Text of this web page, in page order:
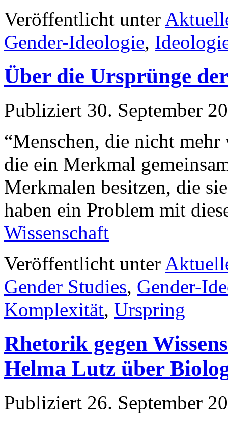
Veröffentlicht unter
Gender-Ideologie,
Über die Ursprünge
Publiziert 30. September
“Menschen, die nicht
die ein Merkmal
Merkmalen besitzen, die
haben ein Problem mit
Wissenschaft
Veröffentlicht unter
Gender Studies, Gender-
Komplexität, Urspring
Rhetorik gegen
Helma Lutz über
Publiziert 26. September